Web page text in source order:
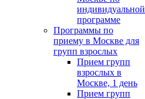
индивидуальной
программе
Программы по
приему в Москве для
групп взрослых
Прием групп
взрослых в
Москве, 1 день
Прием групп